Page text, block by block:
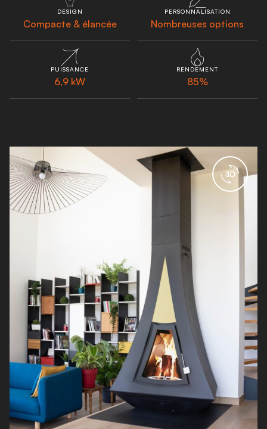
DESIGN
Compacte & élancée
PERSONNALISATION
Nombreuses options
PUISSANCE
6,9 kW
RENDEMENT
85%